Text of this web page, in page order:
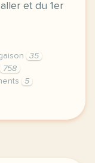
et du 1er
35
758
5
au